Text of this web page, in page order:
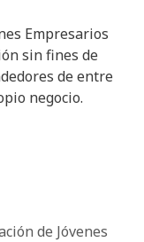
Empresarios
sin fines de
de entre
negocio.
de Jóvenes